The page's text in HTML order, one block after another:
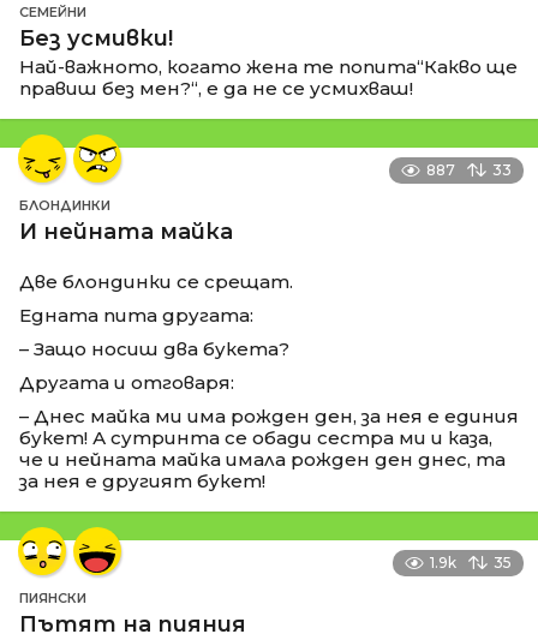
СЕМЕЙНИ
Без усмивки!
Най-важното, когато жена те попита“Какво ще
правиш без мен?“, е да не се усмихваш!
887 33
БЛОНДИНКИ
И нейната майка
Две блондинки се срещат.
Едната пита другата:
– Защо носиш два букета?
Другата и отговаря:
– Днес майка ми има рожден ден, за нея е единия
букет! А сутринта се обади сестра ми и каза,
че и нейната майка имала рожден ден днес, та
за нея е другият букет!
1.9k 35
ПИЯНСКИ
Пътят на пияния